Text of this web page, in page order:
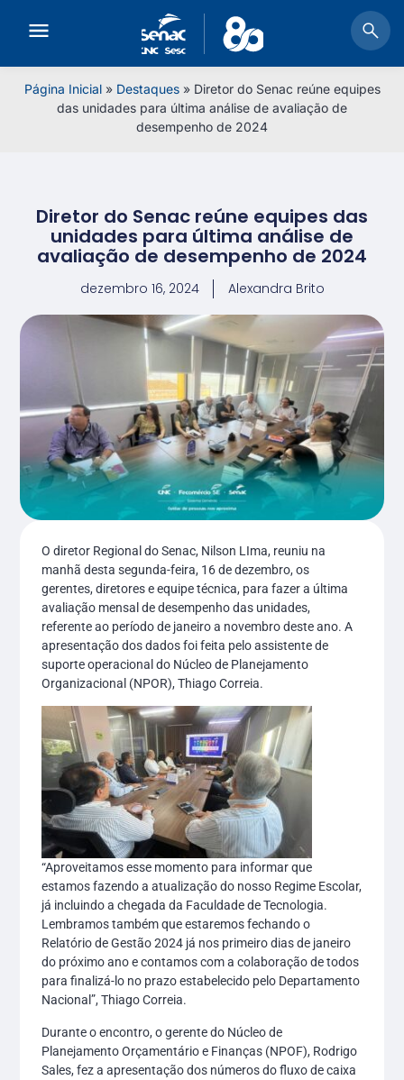
Página Inicial» Destaques» Diretor do Senac reúne equipes
das unidades para última análise de avaliação de
desempenho de 2024
Diretor do Senac reúne equipes das
unidades para última análise de
avaliação de desempenho de 2024
dezembro 16, 2024 Alexandra Brito
O diretor Regional do Senac, Nilson LIma, reuniu na
manhã desta segunda-feira, 16 de dezembro, os
gerentes, diretores e equipe técnica, para fazer a última
avaliação mensal de desempenho das unidades,
referente ao período de janeiro a novembro deste ano. A
apresentação dos dados foi feita pelo assistente de
suporte operacional do Núcleo de Planejamento
Organizacional (NPOR), Thiago Correia.
“Aproveitamos esse momento para informar que
estamos fazendo a atualização do nosso Regime Escolar,
já incluindo a chegada da Faculdade de Tecnologia.
Lembramos também que estaremos fechando o
Relatório de Gestão 2024 já nos primeiro dias de janeiro
do próximo ano e contamos com a colaboração de todos
para finalizá-lo no prazo estabelecido pelo Departamento
Nacional”, Thiago Correia.
Durante o encontro, o gerente do Núcleo de
Planejamento Orçamentário e Finanças (NPOF), Rodrigo
Sales, fez a apresentação dos números do fluxo de caixa